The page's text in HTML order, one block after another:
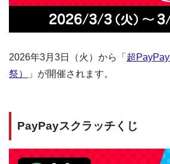
2026年3月3日（火）から「 超
祭）
」が開催されます。
PayPayスクラッチくじ